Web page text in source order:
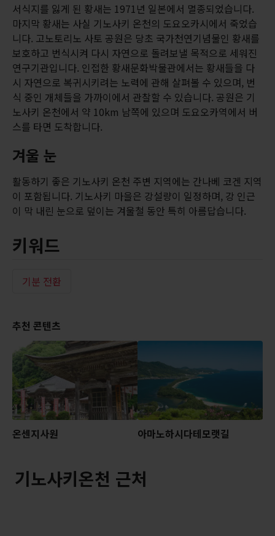
서식지를 잃게 된 황새는 1971년 일본에서 멸종되었습니다.
마지막 황새는 사실 기노사키 온천의 도요오카시에서 죽었습
니다. 고노토리노 사토 공원은 당초 국가천연기념물인 황새를
보호하고 번식시켜 다시 자연으로 돌려보낼 목적으로 세워진
연구기관입니다. 인접한 황새문화박물관에서는 황새들을 다
시 자연으로 복귀시키려는 노력에 관해 살펴볼 수 있으며, 번
식 중인 개체들을 가까이에서 관찰할 수 있습니다. 공원은 기
노사키 온천에서 약 10km 남쪽에 있으며 도요오카역에서 버
스를 타면 도착합니다.
겨울 눈
활동하기 좋은 기노사키 온천 주변 지역에는 간나베 코겐 지역
이 포함됩니다. 기노사키 마을은 강설량이 일정하며, 강 인근
이 막 내린 눈으로 덮이는 겨울철 동안 특히 아름답습니다.
키워드
기분 전환
추천 콘텐츠
온센지사원 아마노하시다테모랫길
기노사키온천 근처